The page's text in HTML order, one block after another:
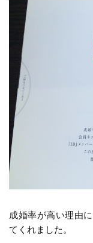
成婚率が高い理由
てくれました。